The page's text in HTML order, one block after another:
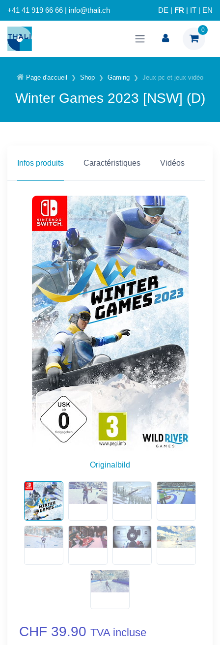
+41 41 919 66 66 | info@thali.ch DE FR IT EN
0
Page d'accueil Shop Gaming Jeux pc et jeux vidéo
Winter Games 2023 [NSW] (D)
Infos produits Caractéristiques Vidéos
Originalbild
CHF 39.90 TVA incluse